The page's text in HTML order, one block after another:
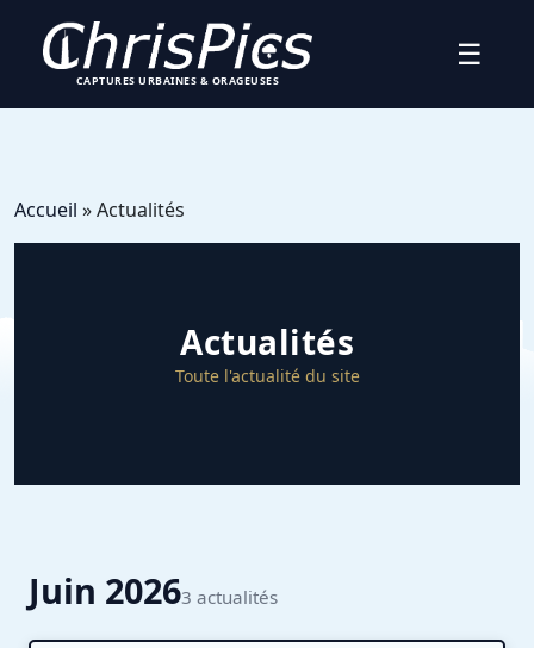
CAPTURES URBAINES & ORAGEUSES
☰
Accueil » Actualités
Actualités
Toute l'actualité du site
Juin 20263 actualités